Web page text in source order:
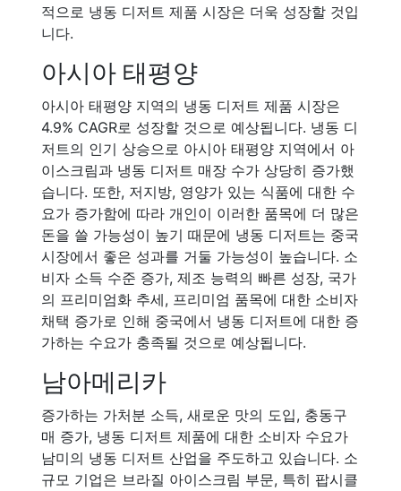
적으로 냉동 디저트 제품 시장은 더욱 성장할 것입
니다.
아시아 태평양
아시아 태평양 지역의 냉동 디저트 제품 시장은
4.9% CAGR로 성장할 것으로 예상됩니다. 냉동 디
저트의 인기 상승으로 아시아 태평양 지역에서 아
이스크림과 냉동 디저트 매장 수가 상당히 증가했
습니다. 또한, 저지방, 영양가 있는 식품에 대한 수
요가 증가함에 따라 개인이 이러한 품목에 더 많은
돈을 쓸 가능성이 높기 때문에 냉동 디저트는 중국
시장에서 좋은 성과를 거둘 가능성이 높습니다. 소
비자 소득 수준 증가, 제조 능력의 빠른 성장, 국가
의 프리미엄화 추세, 프리미엄 품목에 대한 소비자
채택 증가로 인해 중국에서 냉동 디저트에 대한 증
가하는 수요가 충족될 것으로 예상됩니다.
남아메리카
증가하는 가처분 소득, 새로운 맛의 도입, 충동구
매 증가, 냉동 디저트 제품에 대한 소비자 수요가
남미의 냉동 디저트 산업을 주도하고 있습니다. 소
규모 기업은 브라질 아이스크림 부문, 특히 팝시클